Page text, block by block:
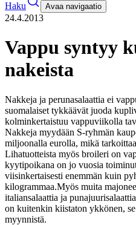
Haku
Avaa navigaatio
24.4.2013
Vappu syntyy
nakeista
Nakkeja ja perunasalaattia ei
suomalaiset tykkäävät juoda
kolminkertaistuu vappuviikolla
Nakkeja myydään S-ryhmän
miljoonalla eurolla, mikä
Lihatuotteista myös broileri on
kyytipoikana on jo vuosia
viisinkertaisesti enemmän kuin
kilogrammaa.Myös muita
italiansalaattia ja
on kuitenkin kiistaton ykkönen,
myynnistä.